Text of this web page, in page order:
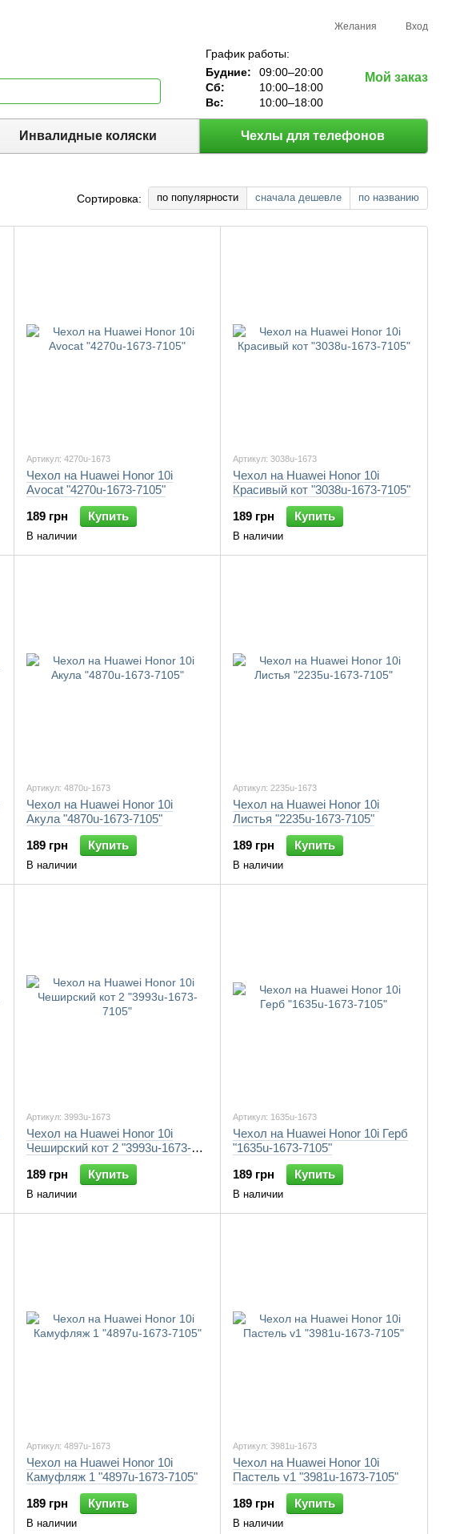
Желания Вход
График работы:
Будние:
09:00–20:00
Сб:
10:00–18:00
Вс:
10:00–18:00
Мой заказ
Инвалидные коляски Чехлы для телефонов
Сортировка: по популярности сначала дешевле по названию
Артикул: 4270u-1673
Чехол на Huawei Honor 10i
Avocat "4270u-1673-7105"
189 грн
Купить
В наличии
Артикул: 3038u-1673
Чехол на Huawei Honor 10i
Красивый кот "3038u-1673-7105"
189 грн
Купить
В наличии
Артикул: 4870u-1673
Чехол на Huawei Honor 10i
Акула "4870u-1673-7105"
189 грн
Купить
В наличии
Артикул: 2235u-1673
Чехол на Huawei Honor 10i
Листья "2235u-1673-7105"
189 грн
Купить
В наличии
Артикул: 3993u-1673
Чехол на Huawei Honor 10i
Чеширский кот 2 "3993u-1673-
189 грн
Купить
В наличии
Артикул: 1635u-1673
Чехол на Huawei Honor 10i Герб
"1635u-1673-7105"
189 грн
Купить
В наличии
Артикул: 4897u-1673
Чехол на Huawei Honor 10i
Камуфляж 1 "4897u-1673-7105"
189 грн
Купить
В наличии
Артикул: 3981u-1673
Чехол на Huawei Honor 10i
Пастель v1 "3981u-1673-7105"
189 грн
Купить
В наличии